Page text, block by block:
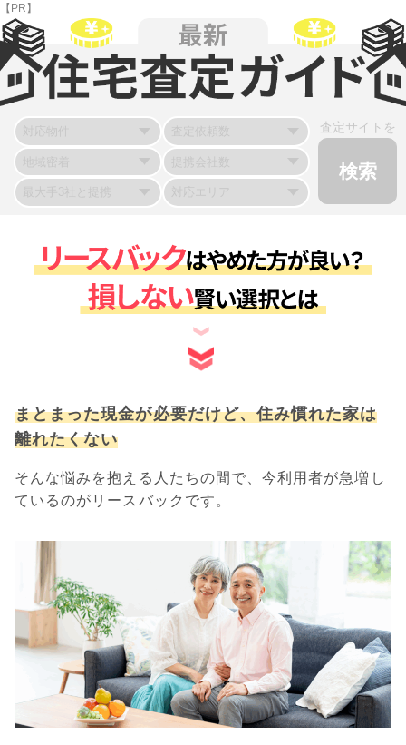
【PR】
査定サイトを
まとまった現金が必要だけど、住み慣れた家は
離れたくない
そんな悩みを抱える人たちの間で、今利用者が急増し
ているのがリースバックです。